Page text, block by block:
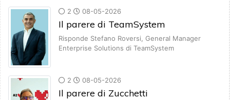
2 08-05-2026
Il parere di TeamSystem
Risponde Stefano Roversi, General Manager
Enterprise Solutions di TeamSystem
2 08-05-2026
Il parere di Zucchetti